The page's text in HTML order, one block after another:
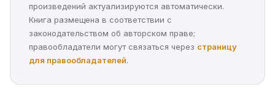
произведений актуализируются автоматически.
Книга размещена в соответствии с
законодательством об авторском праве;
правообладатели могут связаться через страницу
для правообладателей.